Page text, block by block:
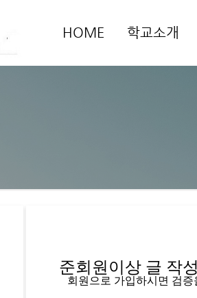
HOME 학교소개
준회원이상 글 작
회원으로 가입하시면 검